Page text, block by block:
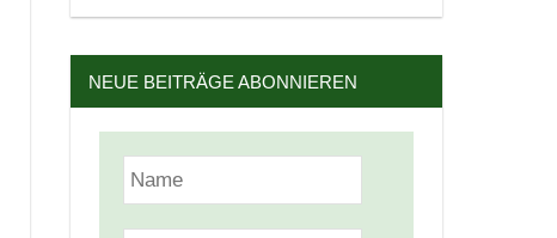
NEUE BEITRÄGE ABONNIEREN